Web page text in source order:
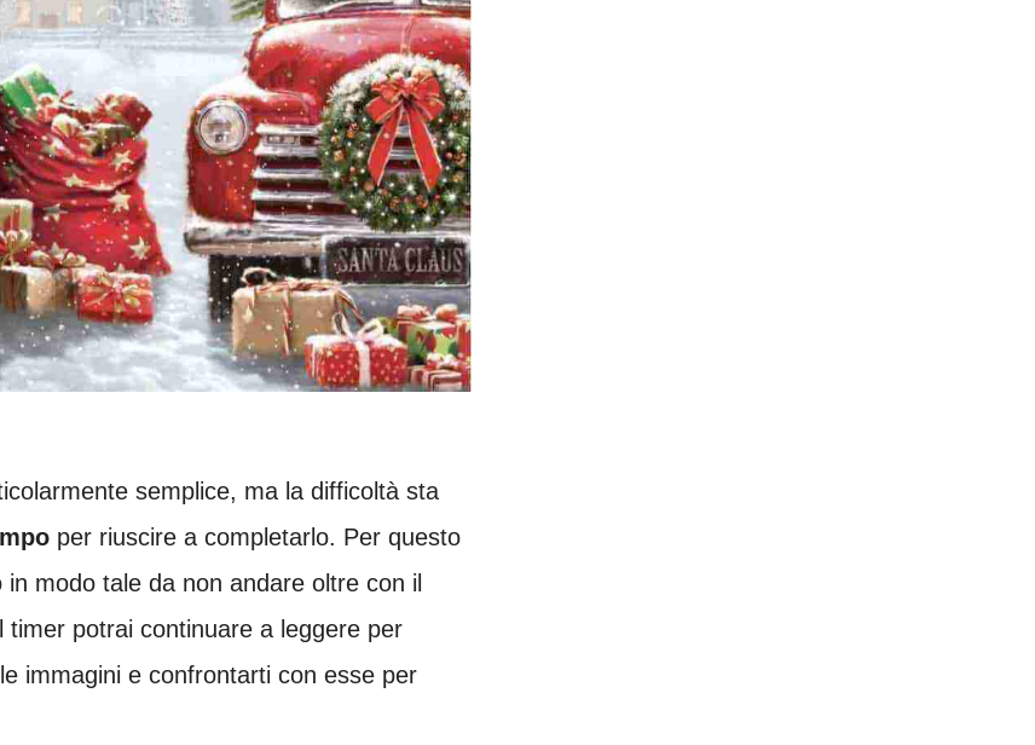
semplice, ma la difficoltà sta
per riuscire a completarlo. Per questo
modo tale da non andare oltre con il
potrai continuare a leggere per
immagini e confrontarti con esse per